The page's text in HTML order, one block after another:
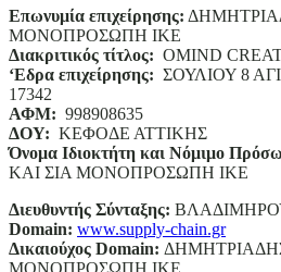
Επωνυμία επιχείρησης:
ΜΟΝΟΠΡΟΣΩΠΗ ΙΚΕ
Διακριτικός τίτλος: ΟΜΙΝD
‘Eδρα επιχείρησης: ΣΟΥΛΙΟΥ 8
17342
ΑΦΜ: 998908635
ΔΟΥ: ΚΕΦΟΔΕ ΑΤΤΙΚΗΣ
Όνομα Ιδιοκτήτη και Νόμιμο
ΚΑΙ ΣΙΑ ΜΟΝΟΠΡΟΣΩΠΗ ΙΚΕ
Διευθυντής Σύνταξης:
Domain: www.supply-chain.gr
Δικαιούχος Domain: